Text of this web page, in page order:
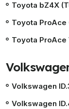
Toyota bZ4X
Toyota ProAce
Toyota ProAce
Volkswagen
Volkswagen